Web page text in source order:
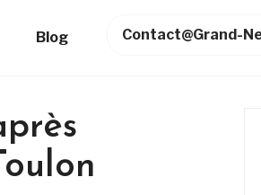
Blog Contact@grand-